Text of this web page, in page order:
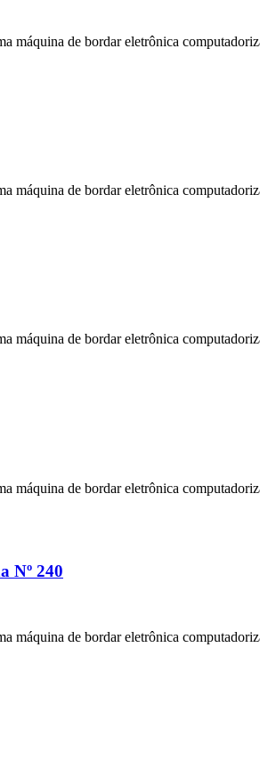
máquina de bordar eletrônica
máquina de bordar eletrônica
máquina de bordar eletrônica
máquina de bordar eletrônica
Nº 240
máquina de bordar eletrônica